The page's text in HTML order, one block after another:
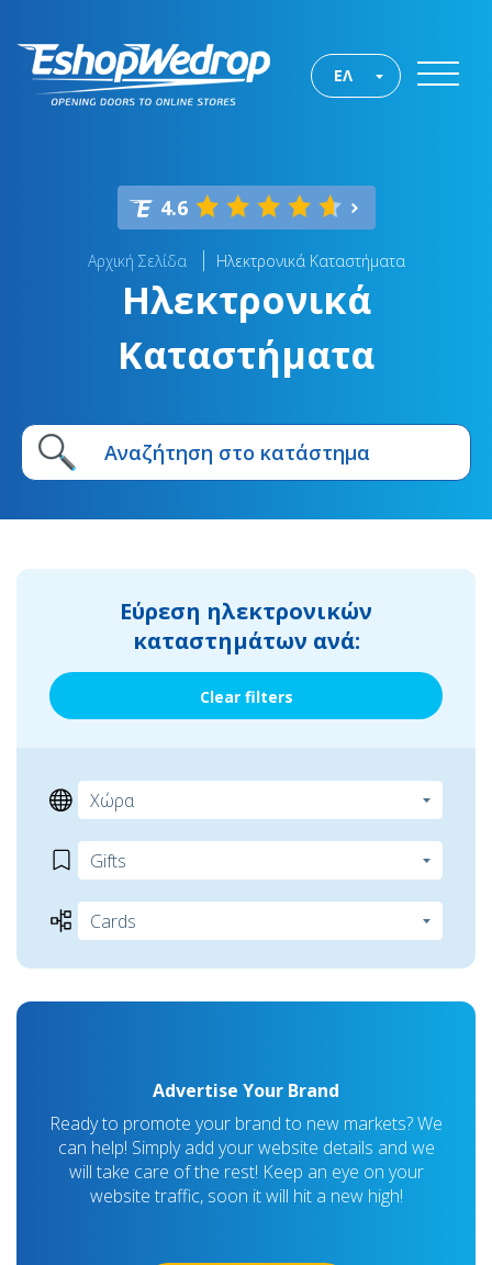
ΕΛ
4.6
Αρχική Σελίδα Ηλεκτρονικά Καταστήματα
Ηλεκτρονικά
Καταστήματα
Εύρεση ηλεκτρονικών
καταστημάτων ανά:
Clear filters
Advertise Your Brand
Ready to promote your brand to new markets? We
can help! Simply add your website details and we
will take care of the rest! Keep an eye on your
website traffic, soon it will hit a new high!